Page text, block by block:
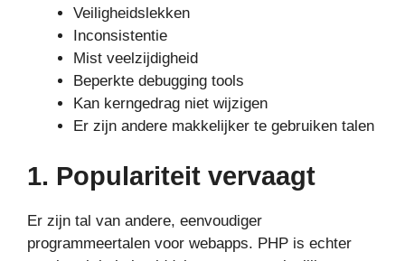
Veiligheidslekken
Inconsistentie
Mist veelzijdigheid
Beperkte debugging tools
Kan kerngedrag niet wijzigen
Er zijn andere makkelijker te gebruiken talen
1. Populariteit vervaagt
Er zijn tal van andere, eenvoudiger
programmeertalen voor webapps. PHP is echter